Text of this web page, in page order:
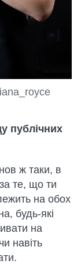
публічних
ж таки, в
те, що ти
на обох
будь-які
на
навіть